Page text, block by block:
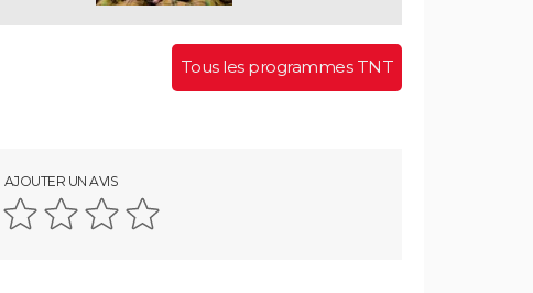
Tous les programmes TNT
AJOUTER UN AVIS